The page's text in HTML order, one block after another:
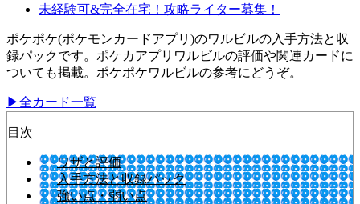
未経験可&完全在宅！攻略ライター募集！
ポケポケ(ポケモンカードアプリ)のワルビルの入手方法と収
録パックです。ポケカアプリワルビルの評価や関連カードに
ついても掲載。ポケポケワルビルの参考にどうぞ。
▶全カード一覧
目次
ワザと評価
入手方法と収録パック
強い点・弱い点